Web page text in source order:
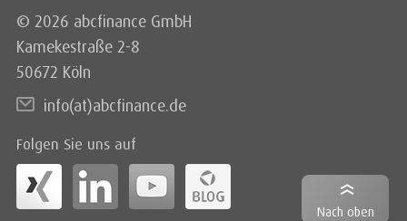
Nach oben
© 2026 abcfinance GmbH
Kamekestraße 2-8
50672 Köln
info(at)abcfinance.de
Folgen Sie uns auf